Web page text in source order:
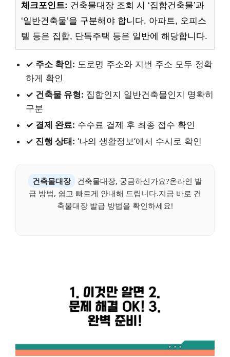
체크포인트: 건축물대장 조회 시 ‘집합건축물’과
‘일반건축물’을 구분해야 합니다. 아파트, 오피스
텔 등은 집합, 단독주택 등은 일반에 해당합니다.
✓ 주소 확인: 도로명 주소와 지번 주소 모두 정확
하게 확인
✓ 건축물 유형: 집합인지 일반건축물인지 명확히
구분
✓ 결제 완료: 수수료 결제 후 최종 접수 확인
✓ 진행 상태: ‘나의 생활정보’에서 수시로 확인
건축물대장
건축물대장, 궁금하신가요?온라인 발
급 방법, 쉽고 빠르게 안내해 드립니다.지금 바로 건
축물대장 발급 방법을 확인하세요!